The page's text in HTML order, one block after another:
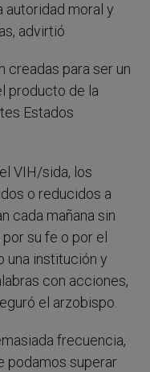
autoridad moral y
advirtió
creadas para ser un
producto de la
Estados
VIH/sida, los
o reducidos a
cada mañana sin
su fe o por el
una institución y
con acciones,
el arzobispo.
frecuencia,
podamos superar